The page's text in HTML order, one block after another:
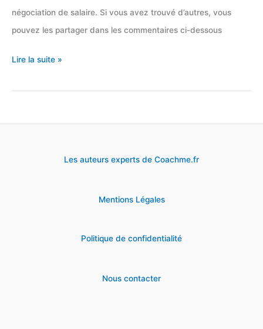
négociation de salaire. Si vous avez trouvé d’autres, vous
pouvez les partager dans les commentaires ci-dessous
13
drôles
Lire la suite »
Les auteurs experts de Coachme.fr
Mentions Légales
Politique de confidentialité
Nous contacter